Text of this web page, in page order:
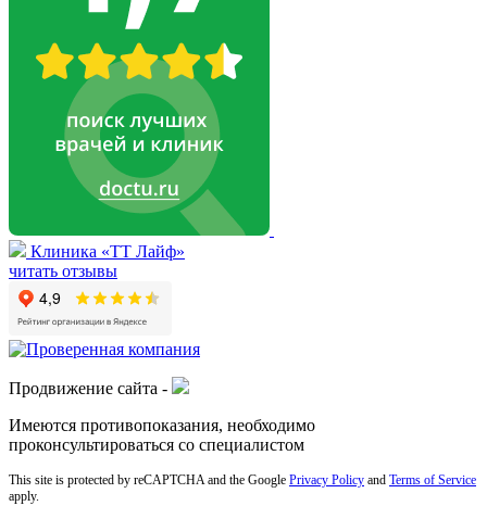
Клиника «ТТ Лайф»
читать отзывы
Продвижение сайта -
Имеются противопоказания, необходимо
проконсультироваться со специалистом
This site is protected by reCAPTCHA and the Google Privacy Policy and Terms of Service
apply.